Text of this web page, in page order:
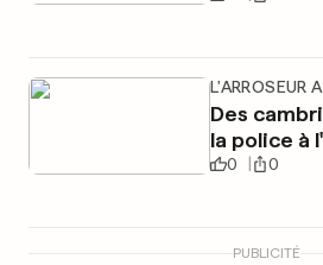
L'ARROSEUR
Des
la police à
0 0
PUBLICITÉ